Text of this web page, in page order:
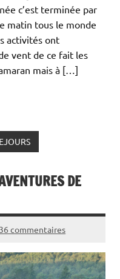
c’est terminée par
matin tous le monde
activités ont
vent de ce fait les
mais à […]
DE
36 commentaires